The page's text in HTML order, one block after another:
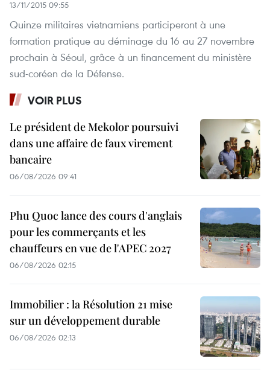
13/11/2015 09:55
Quinze​ militaires vietnamiens participeront à ​une
formation pratique ​​au déminage du 16 au 27 novembre
prochain à Séoul, ​grâce à un financement du ministère
sud-coréen de la Défense.
VOIR PLUS
Le président de Mekolor poursuivi
dans une affaire de faux virement
bancaire
06/08/2026 09:41
Phu Quoc lance des cours d'anglais
pour les commerçants et les
chauffeurs en vue de l'APEC 2027
06/08/2026 02:15
Immobilier : la Résolution 21 mise
sur un développement durable
06/08/2026 02:13